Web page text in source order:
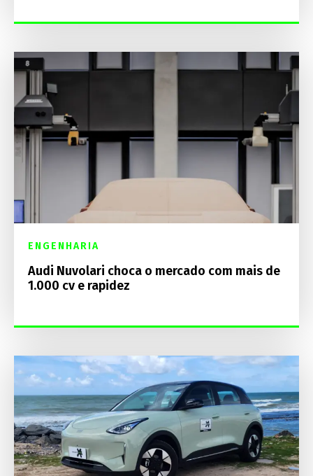
ENGENHARIA
Audi Nuvolari choca o mercado com mais de
1.000 cv e rapidez